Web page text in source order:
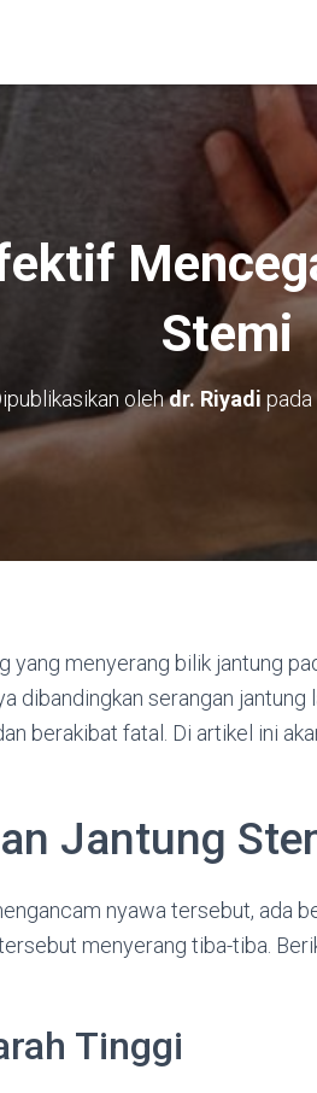
Stemi
olehdr. Riyadi pada
yang menyerang bilik jantung
dibandingkan serangan jantung
berakibat fatal. Di artikel ini
Jantung
nyawa tersebut, ada
menyerang tiba-tiba.
Tinggi